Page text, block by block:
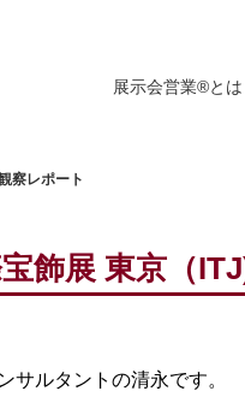
展示会営業®とは
察レポート
飾展 東京（
サルタントの清永です。